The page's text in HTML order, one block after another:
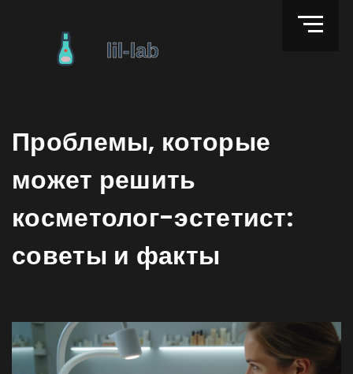
Проблемы, которые
может решить
косметолог-эстетист:
советы и факты